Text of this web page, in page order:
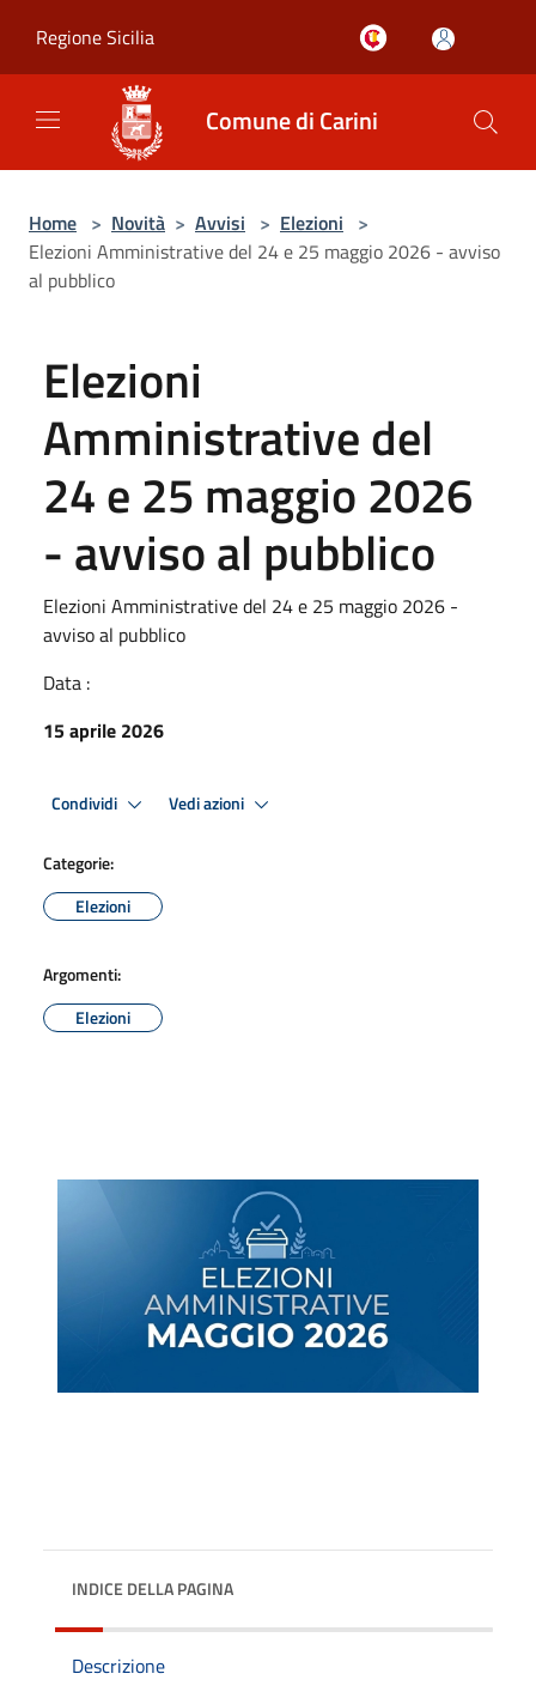
Regione Sicilia
Comune di Carini
Home > Novità > Avvisi > Elezioni >
Elezioni Amministrative del 24 e 25 maggio 2026 - avviso
al pubblico
Elezioni
Amministrative del
24 e 25 maggio 2026
- avviso al pubblico
Elezioni Amministrative del 24 e 25 maggio 2026 -
avviso al pubblico
Data :
15 aprile 2026
Condividi Vedi azioni
Categorie:
Elezioni
Argomenti:
Elezioni
INDICE DELLA PAGINA
Descrizione